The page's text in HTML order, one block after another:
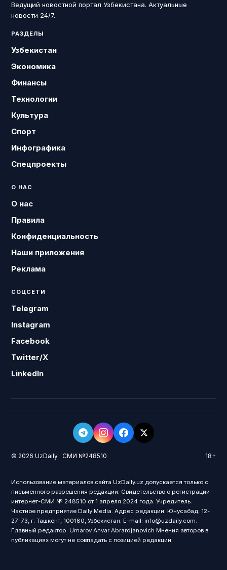
Ведущий новостной портал Узбекистана. Актуальные
новости 24/7.
РАЗДЕЛЫ
Узбекистан
Экономика
Финансы
Технологии
Культура
Спорт
Инфографика
Спецпроекты
О НАС
О нас
Правила
Конфиденциальность
Наши приложения
Реклама
СОЦСЕТИ
Telegram
Instagram
Facebook
Twitter/X
LinkedIn
© 2026 UzDaily · СМИ №248510 18+
Использование материалов сайта UzDaily.uz допускается только с
письменного разрешения редакции. Свидетельство о регистрации
интернет-СМИ № 248510 от 1 апреля 2024 года. Учредитель:
Частное предприятие Daily Media. Адрес редакции: Юнусабад, 12-
27-73, г. Ташкент, 100180, Узбекистан. E-mail: info@uzdaily.com.
Главный редактор: Umarov Anvar Abrardjanovich Мнения авторов в
публикациях могут не совпадать с позицией редакции.